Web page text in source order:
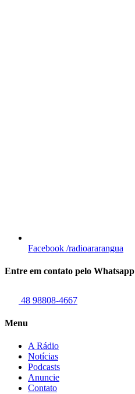
Facebook /radioararangua
Entre em contato pelo Whatsapp
48 98808-4667
Menu
A Rádio
Notícias
Podcasts
Anuncie
Contato